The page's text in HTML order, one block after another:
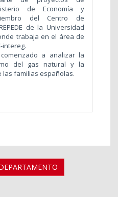
de Economía y
del Centro de
de la Universidad
trabaja en el área de
intereg.
a analizar la
del gas natural y la
las familias españolas.